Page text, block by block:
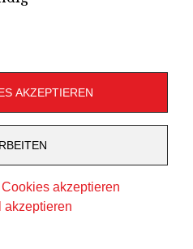
AKZEPTIEREN
akzeptieren
akzeptieren